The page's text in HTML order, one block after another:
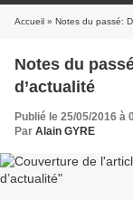
Accueil » Notes du passé:
Notes du
d’actualité
Publié le 25/05/2016 à
Par Alain GYRE